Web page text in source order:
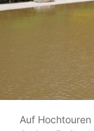
Auf